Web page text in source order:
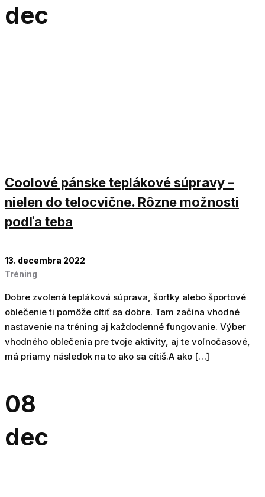
dec
Coolové pánske teplákové súpravy –
nielen do telocvične. Rôzne možnosti
podľa teba
13. decembra 2022
Tréning
Dobre zvolená tepláková súprava, šortky alebo športové
oblečenie ti pomôže cítiť sa dobre. Tam začína vhodné
nastavenie na tréning aj každodenné fungovanie. Výber
vhodného oblečenia pre tvoje aktivity, aj te voľnočasové,
má priamy následok na to ako sa cítiš.A ako […]
08
dec